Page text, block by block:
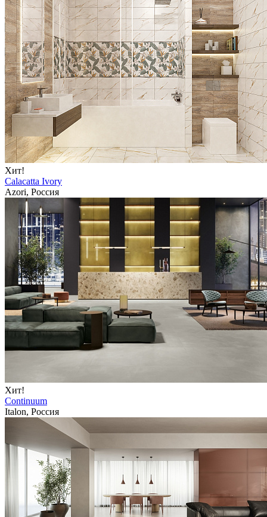
Хит!
Calacatta Ivory
Azori, Россия
Хит!
Continuum
Italon, Россия